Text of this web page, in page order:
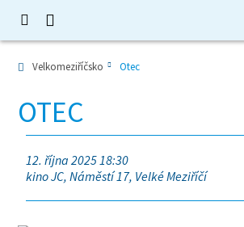
Velkomeziříčsko Otec
OTEC
12. října 2025 18:30
kino JC, Náměstí 17, Velké Meziříčí